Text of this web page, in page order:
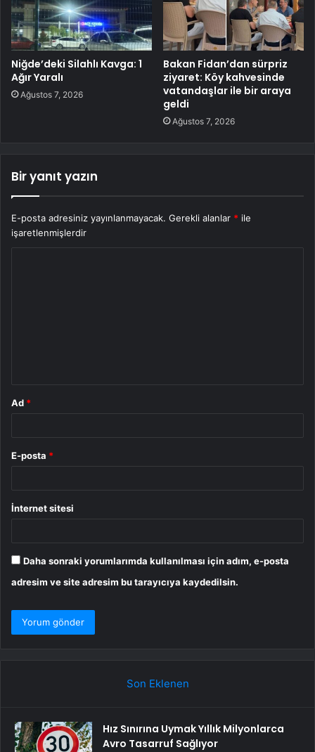
Niğde’deki Silahlı Kavga: 1
Ağır Yaralı
Ağustos 7, 2026
Bakan Fidan’dan sürpriz
ziyaret: Köy kahvesinde
vatandaşlar ile bir araya
geldi
Ağustos 7, 2026
Bir yanıt yazın
E-posta adresiniz yayınlanmayacak. Gerekli alanlar * ile
işaretlenmişlerdir
Ad *
E-posta *
İnternet sitesi
Daha sonraki yorumlarımda kullanılması için adım, e-posta
adresim ve site adresim bu tarayıcıya kaydedilsin.
Son Eklenen
Hız Sınırına Uymak Yıllık Milyonlarca
Avro Tasarruf Sağlıyor